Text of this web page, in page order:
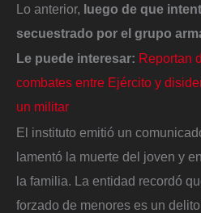
Lo anterior, luego de que
secuestrado por el grupo
Le puede interesar: Reportan
combates entre Ejército y
un militar
El instituto emitió un
lamentó la muerte del joven y
la familia. La entidad recordó
forzado de menores es un